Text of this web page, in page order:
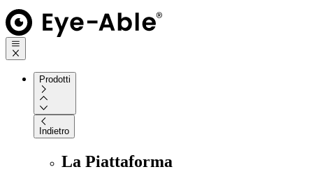
Prodotti
Indietro
La Piattaforma